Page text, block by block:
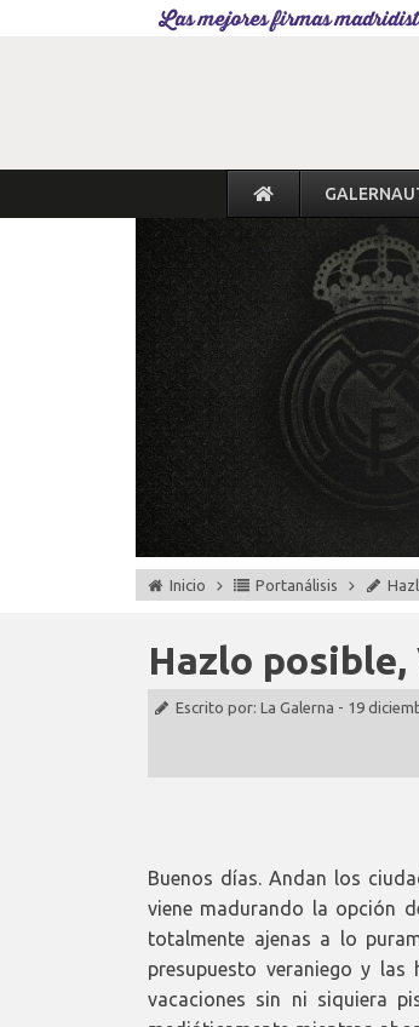
Las mejores firmas
Inicio Portanálisis
Hazlo
Escrito por: La Galerna - 19
Buenos días. Andan los
viene madurando la opción
totalmente ajenas a lo
presupuesto veraniego y
vacaciones sin ni siquiera